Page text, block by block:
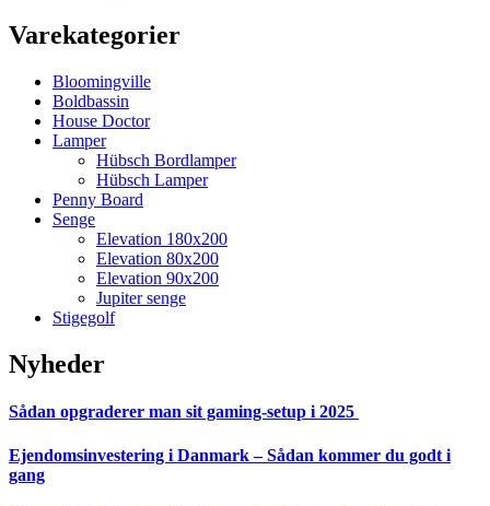
Varekategorier
Bloomingville
Boldbassin
House Doctor
Lamper
Hübsch Bordlamper
Hübsch Lamper
Penny Board
Senge
Elevation 180x200
Elevation 80x200
Elevation 90x200
Jupiter senge
Stigegolf
Nyheder
Sådan opgraderer man sit gaming-setup i 2025
Ejendomsinvestering i Danmark – Sådan kommer du godt i
gang